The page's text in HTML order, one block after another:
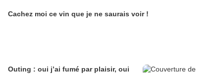
Cachez moi ce vin que je ne saurais voir !
Outing : oui j’ai fumé par plaisir, oui